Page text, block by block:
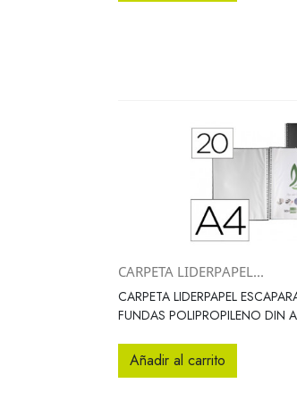
Vista
CARPETA LIDERPAPEL...
CARPETA LIDERPAPEL
FUNDAS POLIPROPILENO DIN
Añadir al carrito